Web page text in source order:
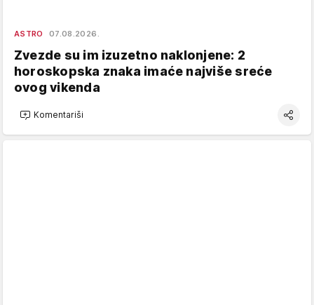
ASTRO 07.08.2026.
Zvezde su im izuzetno naklonjene: 2
horoskopska znaka imaće najviše sreće
ovog vikenda
Komentariši